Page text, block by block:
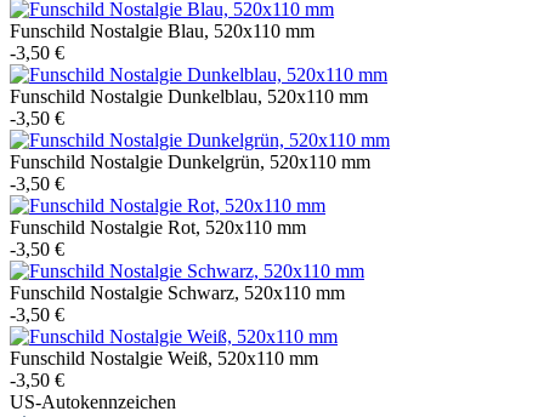
Funschild Nostalgie Blau, 520x110 mm
-3,50 €
Funschild Nostalgie Dunkelblau, 520x110 mm
-3,50 €
Funschild Nostalgie Dunkelgrün, 520x110 mm
-3,50 €
Funschild Nostalgie Rot, 520x110 mm
-3,50 €
Funschild Nostalgie Schwarz, 520x110 mm
-3,50 €
Funschild Nostalgie Weiß, 520x110 mm
-3,50 €
US-Autokennzeichen